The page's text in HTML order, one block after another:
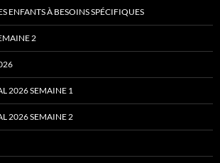
ENFANTS À BESOINS SPÉCIFIQUES
2
2026 SEMAINE 1
2026 SEMAINE 2